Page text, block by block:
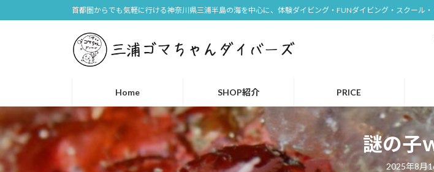
ン
キ
ッ
プ
ビ
に
移
動
首都圏からでも気軽に行ける神奈川県三浦半島の海を中心に、体験ダイビング・FUNダイビング・スクール
Home SHOP紹介 PRICE
謎の子
2025年8月